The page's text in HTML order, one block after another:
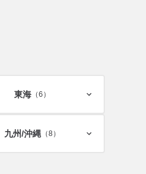
東海（6）
九州/沖縄（8）